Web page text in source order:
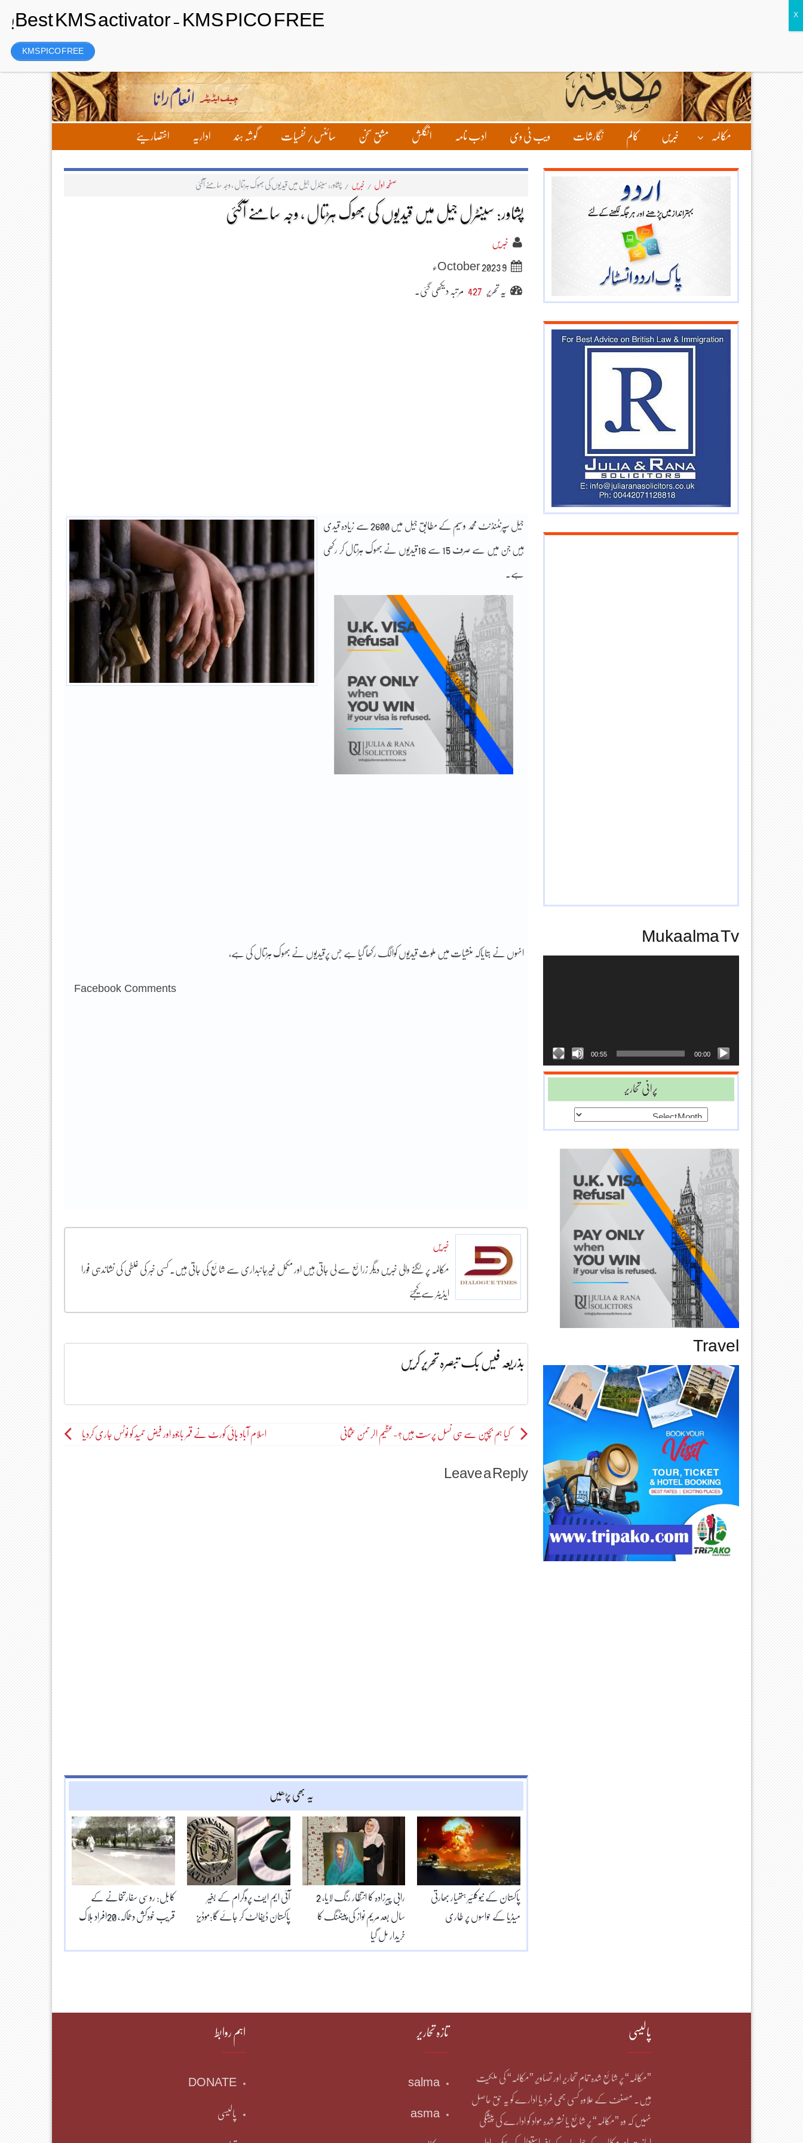
Thursday، 6 August 2026ء
مکالمہ خبریں کالم نگارشات ویب ٹی وی ادب نامہ انگلش مشق سخن سائنس/ نفسیات گوشہ ہند اداریہ اختصاریئے
صفحہ اول / خبریں / پشاور: سینٹرل جیل میں قیدیوں کی بھوک ہڑتال ، وجہ سامنے آگئی
پشاور: سینٹرل جیل میں قیدیوں کی بھوک ہڑتال ، وجہ سامنے آگئی
خبریں
9 October 2023ء
یہ تحریر 427 مرتبہ دیکھی گئی۔
جیل سپرنٹنڈنٹ محمد وسیم کے مطابق جیل میں 2600 سے زیادہ قیدی
ہیں جن میں سے صرف 15 سے 16قیدیوں نے بھوک ہڑتال کر رکھی
ہے۔
انہوں نے بتایاکہ منشیات میں ملوث قیدیوں کوالگ رکھا گیا ہے جس پرقیدیوں نے بھوک ہڑتال کی ہے،
Facebook Comments
خبریں
مکالمہ پر لگنے والی خبریں دیگر زرائع سے لی جاتی ہیں اور مکمل غیرجانبداری سے شائع کی جاتی ہیں۔ کسی خبر کی غلطی کی نشاندہی فورا
ایڈیٹر سے کیجئے
بذریعہ فیس بک تبصرہ تحریر کریں
Postکیا ہم بچپن سے ہی نسل پرست ہیں؟-عظیم الرحمٰن عثمانی اسلام آباد ہائی کورٹ نے قمر باجوہ اور فیض حمید کو نوٹس جاری کردیا
Leave a Reply
یہ بھی پڑھیں
کابل: روسی سفارتخانے کے
قریب خودکش دھماکہ، 20افراد ہلاک
آئی ایم ایف پروگرام کے بغیر
پاکستان ڈیفالٹ کر جائے گا:موڈیز
رابی پیرزادہ کا انتظار رنگ لایا، 2
سال بعد مریم نواز کی پینٹنگ کا
خریدار مل گیا
پاکستان کے نیوکلئیر ہتھیار بھارتی
میڈیا کے حواسوں پر طاری
Mukaalma Tv
00:00
00:55
پرانی تحاریر
Travel
اہم روابط
DONATE
پالیسی
تازہ تحاریر
salma
asma
پالیسی
”مکالمہ“ پر شائع شدہ تمام تحاریر اور تصاویر ”مکالمہ“ کی ملکیت
ہیں۔ مصنف کے علاوہ کسی بھی فرد یا ادارے کو یہ حق حاصل
نہیں کہ وہ ”مکالمہ“ پر شائع یا نشر شدہ مواد کو ادارے کی پیشگی
KMS PICO FREE